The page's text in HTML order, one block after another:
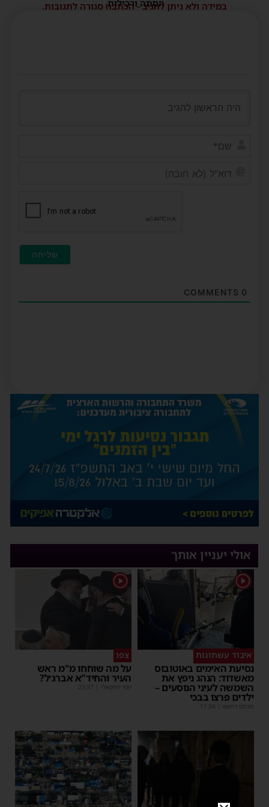
הסתה ורכילות.
במידה ולא ניתן להגיב - הכתבה סגורה לתגובות.
אולי יעניין אותך
איבוד עשתונות
נסיעת האימים באוטובוס
מאשדוד: הנהג ניפץ את
השמשה לעיני הנוסעים –
ילדים פרצו בבכי
מנחם דויטש |
11:34
1
על מה שוחחו מ"מ ראש
העיר והחיד"א אברג׳ל?
יוסי יחזקאלי |
23:37